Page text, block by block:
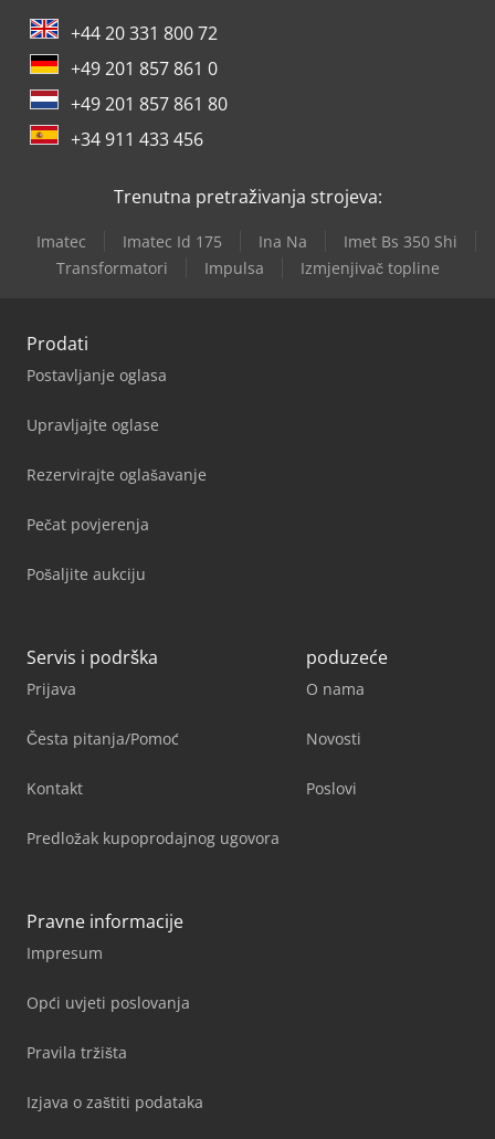
+44 20 331 800 72
+49 201 857 861 0
+49 201 857 861 80
+34 911 433 456
Trenutna pretraživanja strojeva:
Imatec Imatec Id 175 Ina Na
Imet Bs 350 Shi
Transformatori
Impulsa Izmjenjivač topline
Prodati
Postavljanje oglasa
Upravljajte oglase
Rezervirajte oglašavanje
Pečat povjerenja
Pošaljite aukciju
Servis i podrška
Prijava
Česta pitanja/Pomoć
Kontakt
Predložak kupoprodajnog ugovora
poduzeće
O nama
Novosti
Poslovi
Pravne informacije
Impresum
Opći uvjeti poslovanja
Pravila tržišta
Izjava o zaštiti podataka